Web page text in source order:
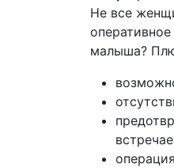
Не все
малыша?